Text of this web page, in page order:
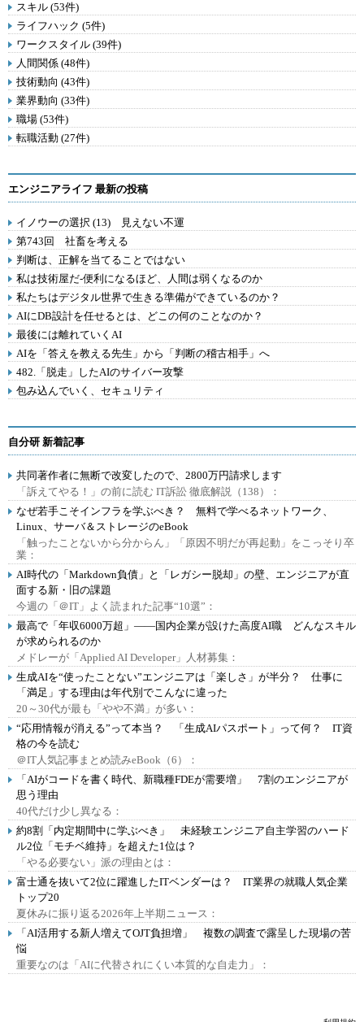
スキル (53件)
ライフハック (5件)
ワークスタイル (39件)
人間関係 (48件)
技術動向 (43件)
業界動向 (33件)
職場 (53件)
転職活動 (27件)
エンジニアライフ 最新の投稿
イノウーの選択 (13) 見えない不運
第743回 社畜を考える
判断は、正解を当てることではない
私は技術屋だ-便利になるほど、人間は弱くなるのか
私たちはデジタル世界で生きる準備ができているのか？
AIにDB設計を任せるとは、どこの何のことなのか？
最後には離れていくAI
AIを「答えを教える先生」から「判断の稽古相手」へ
482.「脱走」したAIのサイバー攻撃
包み込んでいく、セキュリティ
自分研 新着記事
共同著作者に無断で改変したので、2800万円請求します
「訴えてやる！」の前に読む IT訴訟 徹底解説（138）：
なぜ若手こそインフラを学ぶべき？ 無料で学べるネットワーク、
Linux、サーバ＆ストレージのeBook
「触ったことないから分からん」「原因不明だが再起動」をこっそり卒
業：
AI時代の「Markdown負債」と「レガシー脱却」の壁、エンジニアが直
面する新・旧の課題
今週の「＠IT」よく読まれた記事“10選”：
最高で「年収6000万超」――国内企業が設けた高度AI職 どんなスキル
が求められるのか
メドレーが「Applied AI Developer」人材募集：
生成AIを“使ったことない”エンジニアは「楽しさ」が半分？ 仕事に
「満足」する理由は年代別でこんなに違った
20～30代が最も「やや不満」が多い：
“応用情報が消える”って本当？ 「生成AIパスポート」って何？ IT資
格の今を読む
＠IT人気記事まとめ読みeBook（6）：
「AIがコードを書く時代、新職種FDEが需要増」 7割のエンジニアが
思う理由
40代だけ少し異なる：
約8割「内定期間中に学ぶべき」 未経験エンジニア自主学習のハード
ル2位「モチベ維持」を超えた1位は？
「やる必要ない」派の理由とは：
富士通を抜いて2位に躍進したITベンダーは？ IT業界の就職人気企業
トップ20
夏休みに振り返る2026年上半期ニュース：
「AI活用する新人増えてOJT負担増」 複数の調査で露呈した現場の苦
悩
重要なのは「AIに代替されにくい本質的な自走力」：